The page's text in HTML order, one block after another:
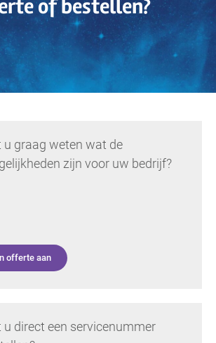
of bestellen?
u graag weten wat de
zijn voor uw bedrijf?
offerte aan
u direct een servicenummer